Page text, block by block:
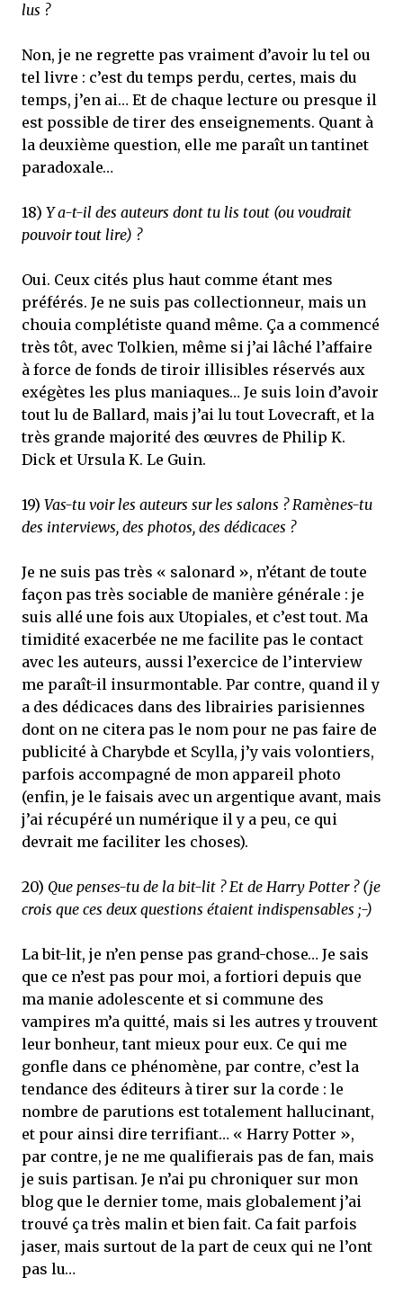
lus ?
Non, je ne regrette pas vraiment d’avoir lu tel ou
tel livre : c’est du temps perdu, certes, mais du
temps, j’en ai… Et de chaque lecture ou presque il
est possible de tirer des enseignements. Quant à
la deuxième question, elle me paraît un tantinet
paradoxale…
18) Y a-t-il des auteurs dont tu lis tout (ou voudrait
pouvoir tout lire) ?
Oui. Ceux cités plus haut comme étant mes
préférés. Je ne suis pas collectionneur, mais un
chouia complétiste quand même. Ça a commencé
très tôt, avec Tolkien, même si j’ai lâché l’affaire
à force de fonds de tiroir illisibles réservés aux
exégètes les plus maniaques… Je suis loin d’avoir
tout lu de Ballard, mais j’ai lu tout Lovecraft, et la
très grande majorité des œuvres de Philip K.
Dick et Ursula K. Le Guin.
19) Vas-tu voir les auteurs sur les salons ? Ramènes-tu
des interviews, des photos, des dédicaces ?
Je ne suis pas très « salonard », n’étant de toute
façon pas très sociable de manière générale : je
suis allé une fois aux Utopiales, et c’est tout. Ma
timidité exacerbée ne me facilite pas le contact
avec les auteurs, aussi l’exercice de l’interview
me paraît-il insurmontable. Par contre, quand il y
a des dédicaces dans des librairies parisiennes
dont on ne citera pas le nom pour ne pas faire de
publicité à Charybde et Scylla, j’y vais volontiers,
parfois accompagné de mon appareil photo
(enfin, je le faisais avec un argentique avant, mais
j’ai récupéré un numérique il y a peu, ce qui
devrait me faciliter les choses).
20) Que penses-tu de la bit-lit ? Et de Harry Potter ? (je
crois que ces deux questions étaient indispensables ;-)
La bit-lit, je n’en pense pas grand-chose… Je sais
que ce n’est pas pour moi, a fortiori depuis que
ma manie adolescente et si commune des
vampires m’a quitté, mais si les autres y trouvent
leur bonheur, tant mieux pour eux. Ce qui me
gonfle dans ce phénomène, par contre, c’est la
tendance des éditeurs à tirer sur la corde : le
nombre de parutions est totalement hallucinant,
et pour ainsi dire terrifiant… « Harry Potter »,
par contre, je ne me qualifierais pas de fan, mais
je suis partisan. Je n’ai pu chroniquer sur mon
blog que le dernier tome, mais globalement j’ai
trouvé ça très malin et bien fait. Ca fait parfois
jaser, mais surtout de la part de ceux qui ne l’ont
pas lu…